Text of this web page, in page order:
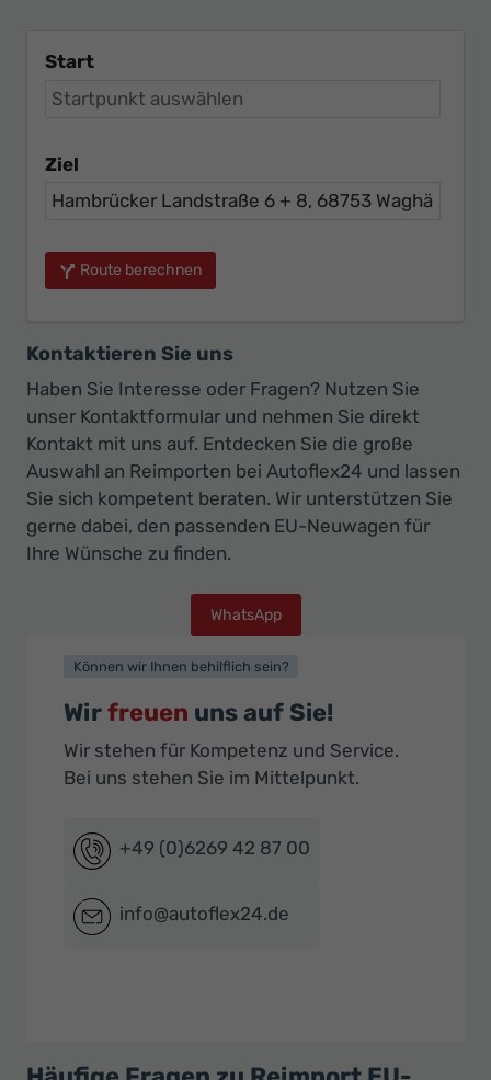
Start
Ziel
Route berechnen
Kontaktieren Sie uns
Haben Sie Interesse oder Fragen? Nutzen Sie
unser Kontaktformular und nehmen Sie direkt
Kontakt mit uns auf. Entdecken Sie die große
Auswahl an Reimporten bei Autoflex24 und lassen
Sie sich kompetent beraten. Wir unterstützen Sie
gerne dabei, den passenden EU-Neuwagen für
Ihre Wünsche zu finden.
WhatsApp
Können wir Ihnen behilflich sein?
Wirfreuen uns auf Sie!
Wir stehen für Kompetenz und Service.
Bei uns stehen Sie im Mittelpunkt.
+49 (0)6269 42 87 00
info@autoflex24.de